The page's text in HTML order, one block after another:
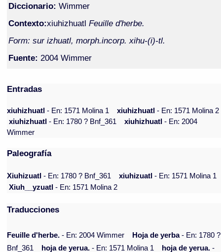
Diccionario: Wimmer
Contexto:xiuhizhuatl Feuille d'herbe.
Form: sur izhuatl, morph.incorp. xihu-(i)-tl.
Fuente: 2004 Wimmer
Entradas
xiuhizhuatl- En: 1571 Molina 1 xiuhizhuatl- En: 1571 Molina 2
xiuhizhuatl- En: 1780 ? Bnf_361 xiuhizhuatl- En: 2004
Wimmer
Paleografía
Xiuhizuatl - En: 1780 ? Bnf_361 xiuhizuatl - En: 1571 Molina 1
Xiuh__yzuatl - En: 1571 Molina 2
Traducciones
Feuille d'herbe. - En: 2004 Wimmer Hoja de yerba- En: 1780 ?
Bnf_361
hoja de yerua. - En: 1571 Molina 1 hoja de yerua. -